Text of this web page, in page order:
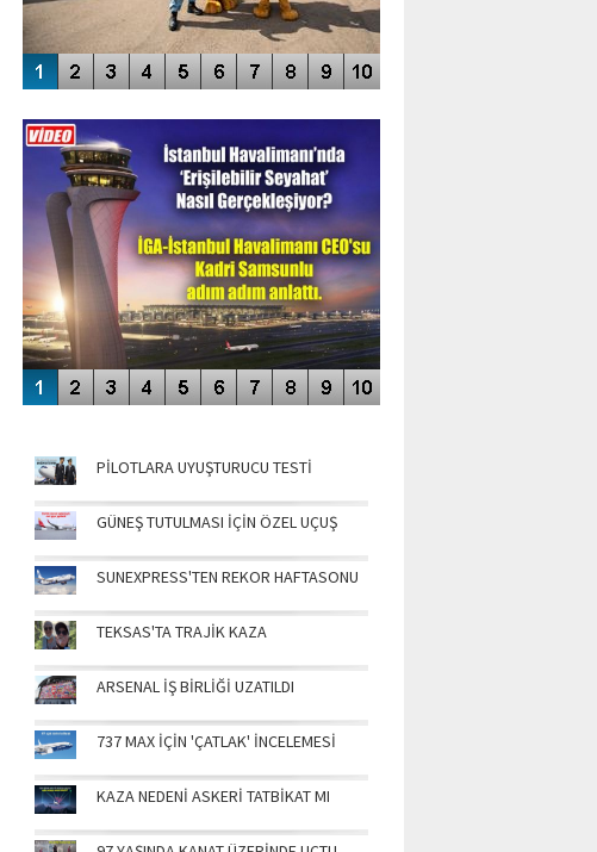
ENGELLERİN AŞILDIĞI HAVALİMANI
PİLOTLARA UYUŞTURUCU TESTİ
GÜNEŞ TUTULMASI İÇİN ÖZEL UÇUŞ
SUNEXPRESS'TEN REKOR HAFTASONU
TEKSAS'TA TRAJİK KAZA
ARSENAL İŞ BİRLİĞİ UZATILDI
737 MAX İÇİN 'ÇATLAK' İNCELEMESİ
KAZA NEDENİ ASKERİ TATBİKAT MI